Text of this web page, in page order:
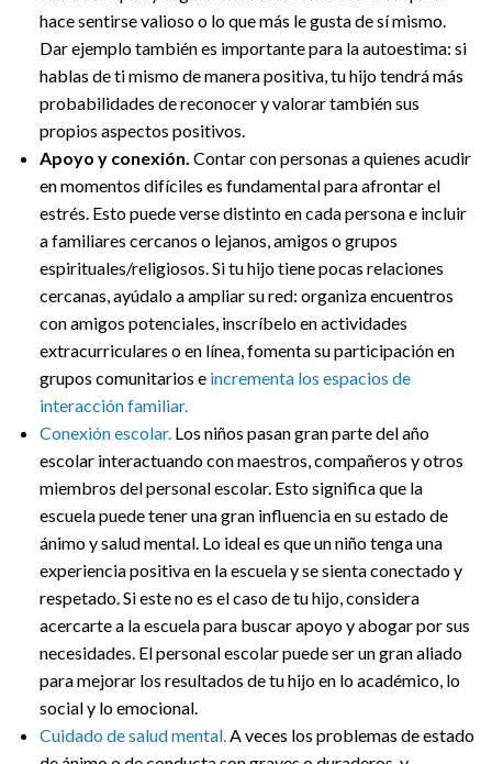
hace sentirse valioso o lo que más le gusta de sí mismo.
Dar ejemplo también es importante para la autoestima: si
hablas de ti mismo de manera positiva, tu hijo tendrá más
probabilidades de reconocer y valorar también sus
propios aspectos positivos.
Apoyo y conexión. Contar con personas a quienes acudir
en momentos difíciles es fundamental para afrontar el
estrés. Esto puede verse distinto en cada persona e incluir
a familiares cercanos o lejanos, amigos o grupos
espirituales/religiosos. Si tu hijo tiene pocas relaciones
cercanas, ayúdalo a ampliar su red: organiza encuentros
con amigos potenciales, inscríbelo en actividades
extracurriculares o en línea, fomenta su participación en
grupos comunitarios e incrementa los espacios de
interacción familiar.
Conexión escolar. Los niños pasan gran parte del año
escolar interactuando con maestros, compañeros y otros
miembros del personal escolar. Esto significa que la
escuela puede tener una gran influencia en su estado de
ánimo y salud mental. Lo ideal es que un niño tenga una
experiencia positiva en la escuela y se sienta conectado y
respetado. Si este no es el caso de tu hijo, considera
acercarte a la escuela para buscar apoyo y abogar por sus
necesidades. El personal escolar puede ser un gran aliado
para mejorar los resultados de tu hijo en lo académico, lo
social y lo emocional.
Cuidado de salud mental.A veces los problemas de estado